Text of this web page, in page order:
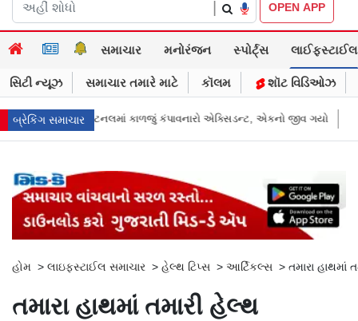
OPEN APP
સમાચાર મનોરંજન સ્પોર્ટ્સ લાઈફસ્ટાઈલ
સિટી ન્યૂઝ સમાચાર તમારે માટે કૉલમ શૉટ વિડિઓઝ
બ્રેકિંગ સમાચાર
એક્સિડન્ટ, એકનો જીવ ગયો Gujarat News: મોરબીમાં મેજિક! કૂવાનું પાણી
હોમ > લાઇફસ્ટાઈલ સમાચાર > હેલ્થ ટિપ્સ > આર્ટિકલ્સ > તમારા હાથમાં
તમારા હાથમાં તમારી હેલ્થ